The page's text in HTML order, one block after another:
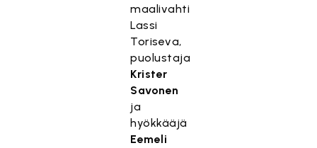
maalivahti
Lassi
Toriseva,
puolustaja
Krister
Savonen
ja
hyökkääjä
Eemeli